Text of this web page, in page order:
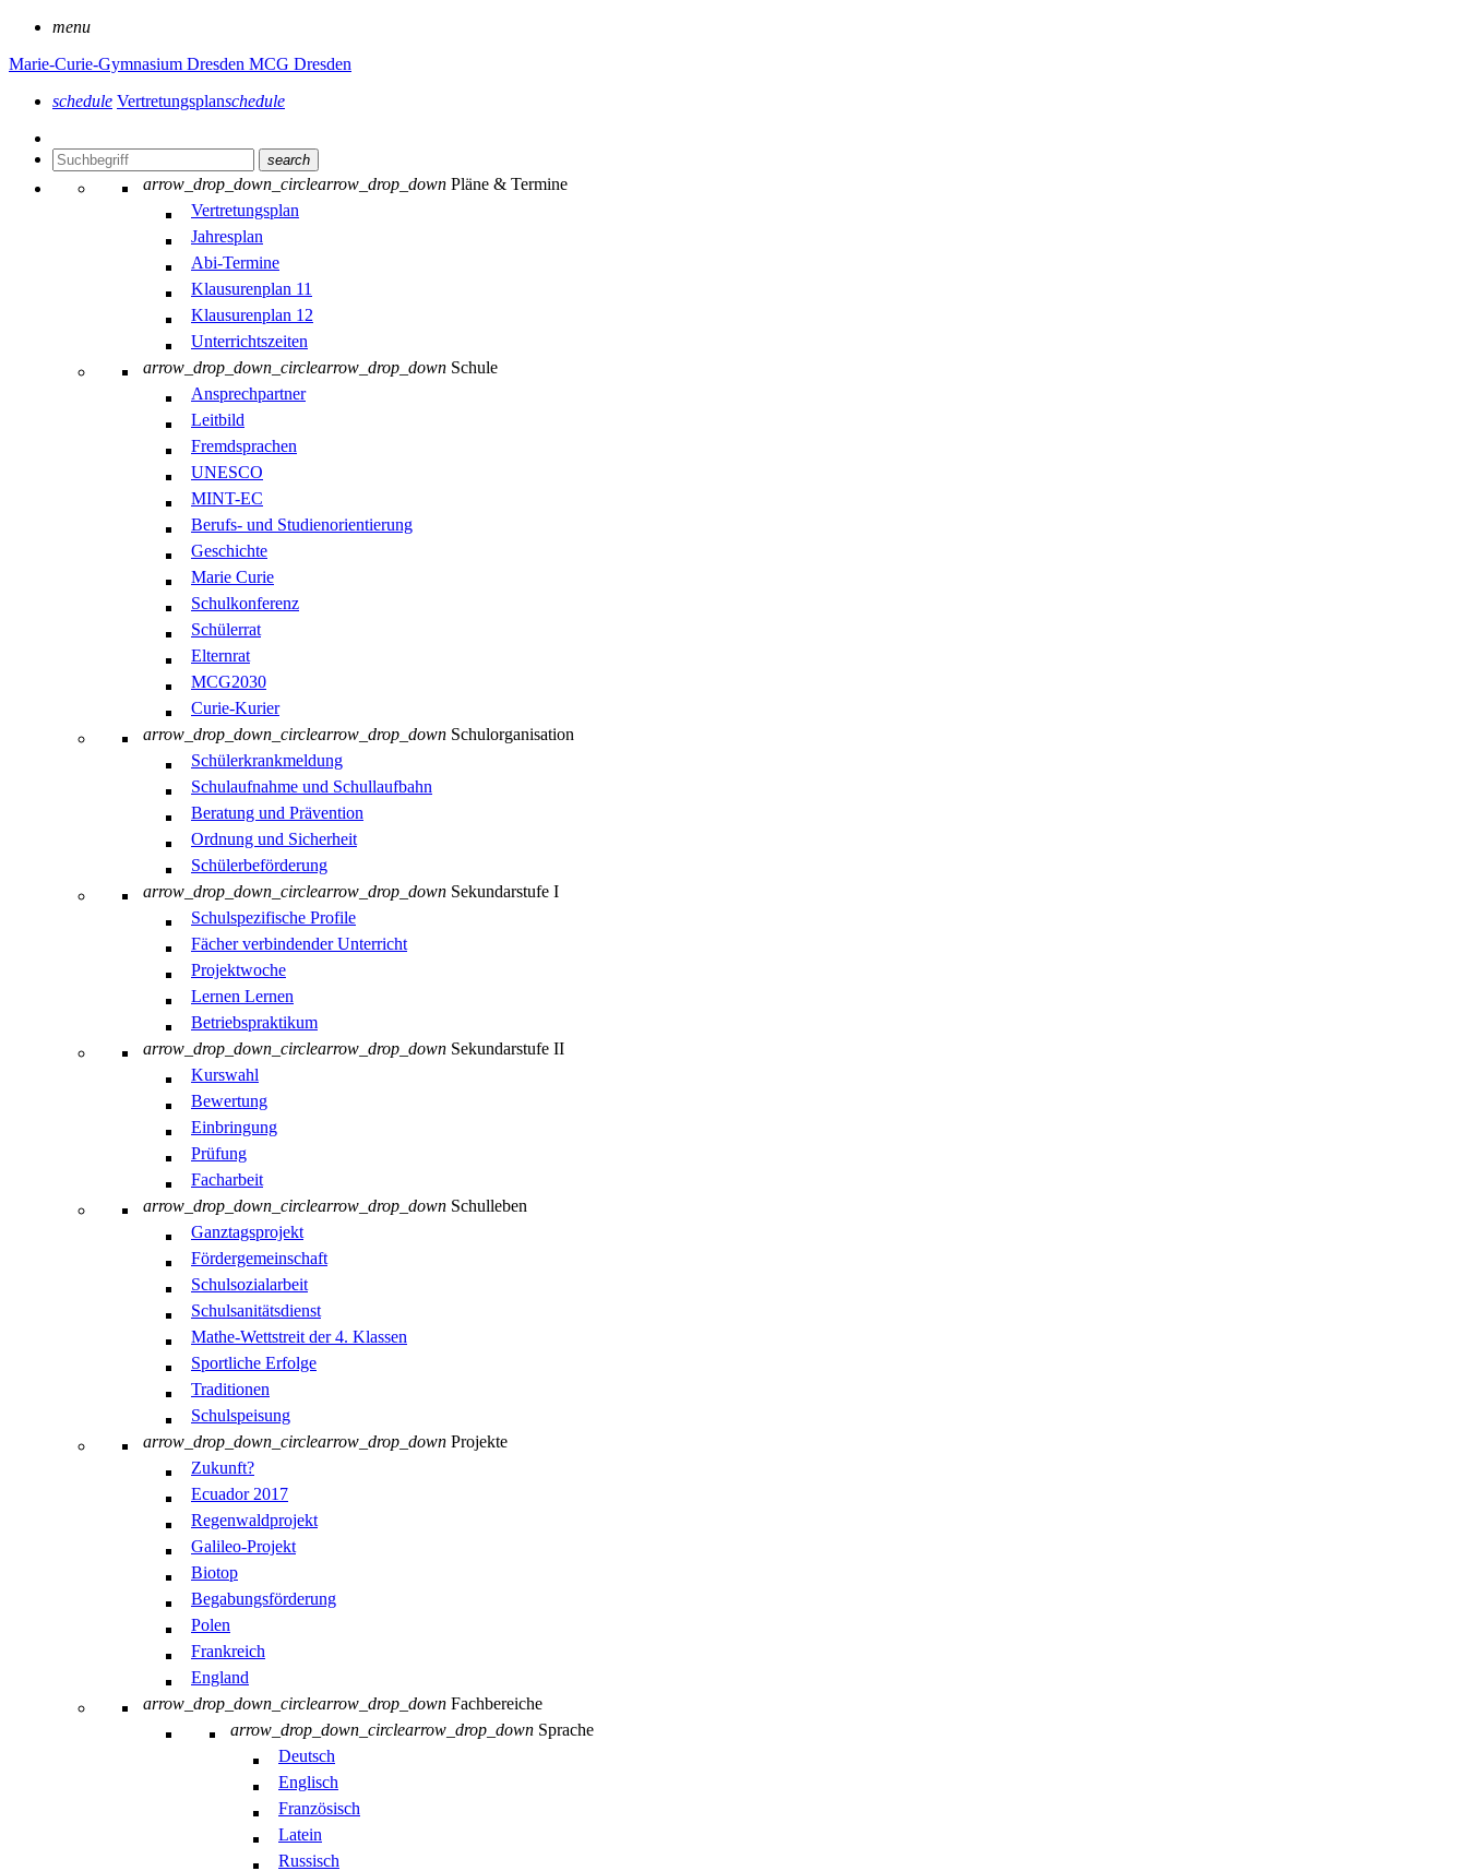
menu
Marie-Curie-Gymnasium Dresden MCG Dresden
schedule Vertretungsplanschedule
search
arrow_drop_down_circlearrow_drop_down Pläne & Termine
Vertretungsplan
Jahresplan
Abi-Termine
Klausurenplan 11
Klausurenplan 12
Unterrichtszeiten
arrow_drop_down_circlearrow_drop_down Schule
Ansprechpartner
Leitbild
Fremdsprachen
UNESCO
MINT-EC
Berufs- und Studienorientierung
Geschichte
Marie Curie
Schulkonferenz
Schülerrat
Elternrat
MCG2030
Curie-Kurier
arrow_drop_down_circlearrow_drop_down Schulorganisation
Schülerkrankmeldung
Schulaufnahme und Schullaufbahn
Beratung und Prävention
Ordnung und Sicherheit
Schülerbeförderung
arrow_drop_down_circlearrow_drop_down Sekundarstufe I
Schulspezifische Profile
Fächer verbindender Unterricht
Projektwoche
Lernen Lernen
Betriebspraktikum
arrow_drop_down_circlearrow_drop_down Sekundarstufe II
Kurswahl
Bewertung
Einbringung
Prüfung
Facharbeit
arrow_drop_down_circlearrow_drop_down Schulleben
Ganztagsprojekt
Fördergemeinschaft
Schulsozialarbeit
Schulsanitätsdienst
Mathe-Wettstreit der 4. Klassen
Sportliche Erfolge
Traditionen
Schulspeisung
arrow_drop_down_circlearrow_drop_down Projekte
Zukunft?
Ecuador 2017
Regenwaldprojekt
Galileo-Projekt
Biotop
Begabungsförderung
Polen
Frankreich
England
arrow_drop_down_circlearrow_drop_down Fachbereiche
arrow_drop_down_circlearrow_drop_down Sprache
Deutsch
Englisch
Französisch
Latein
Russisch